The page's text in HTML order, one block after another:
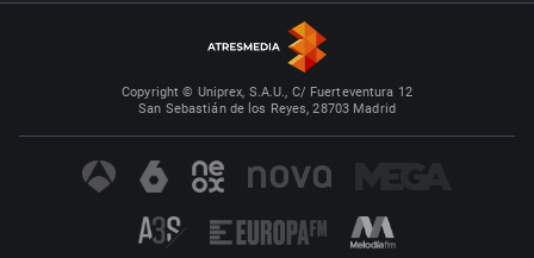
Copyright © Uniprex, S.A.U., C/ Fuerteventura 12
San Sebastián de los Reyes, 28703 Madrid